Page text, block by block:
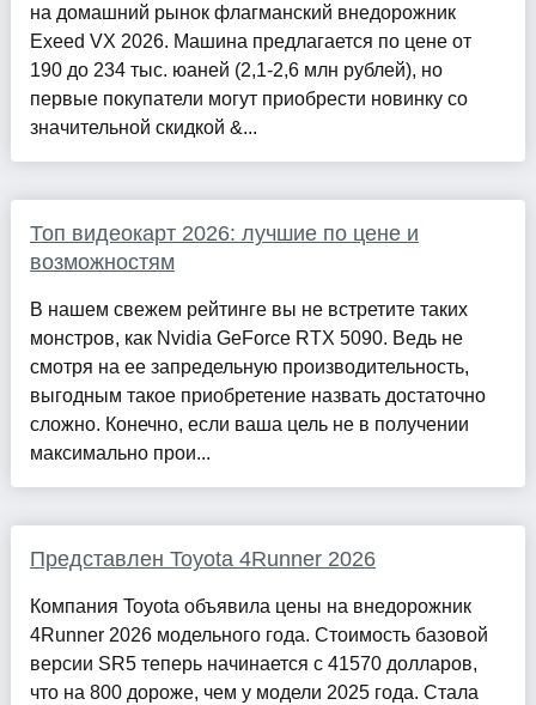
на домашний рынок флагманский внедорожник
Exeed VX 2026. Машина предлагается по цене от
190 до 234 тыс. юаней (2,1-2,6 млн рублей), но
первые покупатели могут приобрести новинку со
значительной скидкой &...
Топ видеокарт 2026: лучшие по цене и
возможностям
В нашем свежем рейтинге вы не встретите таких
монстров, как Nvidia GeForce RTX 5090. Ведь не
смотря на ее запредельную производительность,
выгодным такое приобретение назвать достаточно
сложно. Конечно, если ваша цель не в получении
максимально прои...
Представлен Toyota 4Runner 2026
Компания Toyota объявила цены на внедорожник
4Runner 2026 модельного года. Стоимость базовой
версии SR5 теперь начинается с 41570 долларов,
что на 800 дороже, чем у модели 2025 года. Стала